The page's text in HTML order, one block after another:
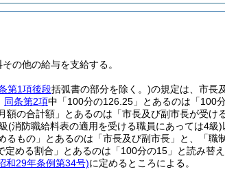
の他の給与を支給する。
第1項後段括弧書の部分を除く。)の規定は、市長
同条第2項中「100分の126.25」とあるのは「100分
の合計額」とあるのは「市長及び副市長が受け
(消防職給料表の適用を受ける職員にあっては4級)
もの」とあるのは「市長及び副市長」と、「職
める割合」とあるのは「100分の15」と読み替え
和29年条例第34号)に定めるところによる。